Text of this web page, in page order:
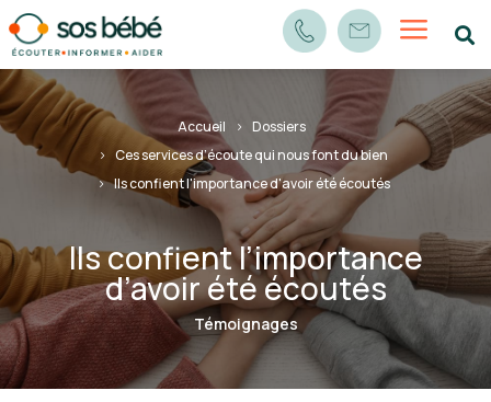
a 
Accueil
Dossiers
Ces services d’écoute qui nous font du bien
Ils confient l'importance d'avoir été écoutés
Ils confient l’importance
d’avoir été écoutés
Témoignages